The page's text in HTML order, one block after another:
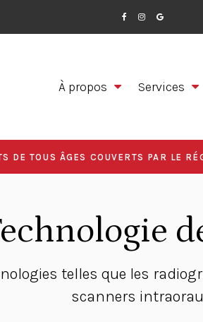
À propos Services
DE TOUS ÂGES COUVERTS PAR LE
telles que les
scanners